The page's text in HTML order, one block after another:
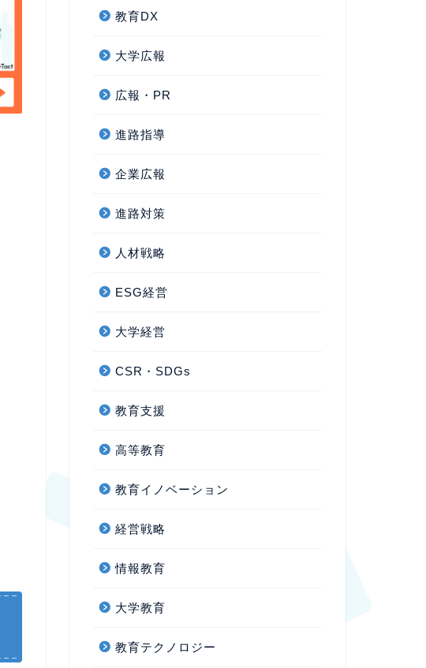
教育DX
大学広報
広報・PR
進路指導
企業広報
進路対策
人材戦略
ESG経営
大学経営
CSR・SDGs
教育支援
高等教育
教育イノベーション
経営戦略
情報教育
大学教育
教育テクノロジー